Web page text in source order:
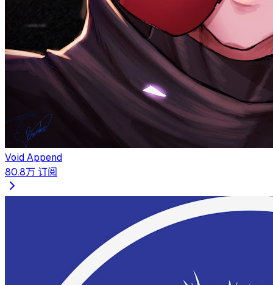
Void Append
80.8万 订阅